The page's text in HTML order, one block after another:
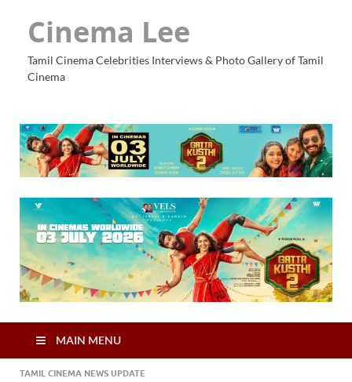
Cinema Lee
Tamil Cinema Celebrities Interviews & Photo Gallery of Tamil
Cinema
MAIN MENU
TAMIL CINEMA NEWS UPDATE